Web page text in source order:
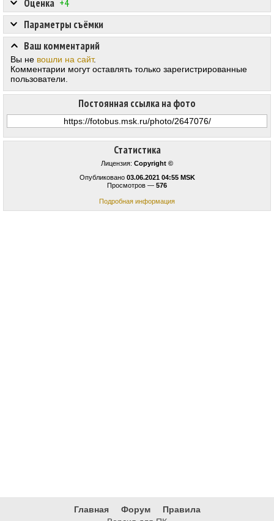
Статистика
Лицензия: Copyright ©
Опубликовано 03.06.2021 04:55 MSK
Просмотров — 576
Подробная информация
Оценка +4
Постоянная ссылка на фото
Параметры съёмки
Ваш комментарий
Вы не вошли на сайт.
Комментарии могут оставлять только зарегистрированные
пользователи.
Главная Форум
Правила